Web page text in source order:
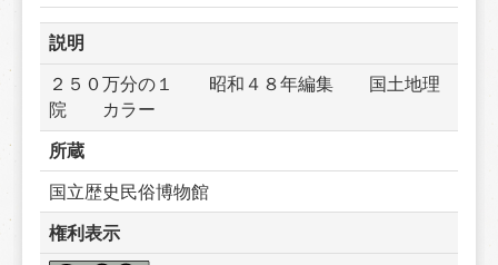
説明
２５０万分の１　　昭和４８年編集　　国土地理
院　　カラー
所蔵
国立歴史民俗博物館
権利表示